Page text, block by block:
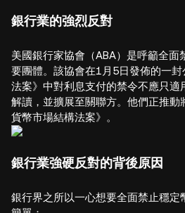
銀行業的強烈反對
美國銀行家協會（ABA）是呼籲全面
要團體。該協會在1月5日發佈的一封
法案》中對利息支付的禁令不應只適
解讀，並擴展至關聯方。他們正推動
貨幣市場結構法案》。
銀行業強硬反對的背後原因
銀行界之所以一心想要全面禁止穩定